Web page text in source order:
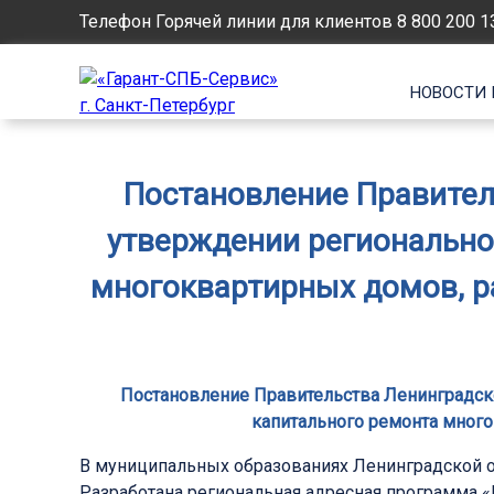
Телефон Горячей линии для клиентов 8 800 200
НОВОСТИ
Постановление
утверждении
многоквартирных домов,
Постановление Правительства
капитального ремонта
В муниципальных образованиях Ленинградской